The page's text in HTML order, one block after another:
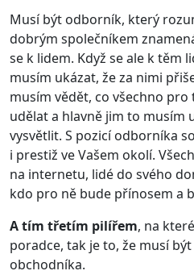
Musí být odborník, který
dobrým společníkem
se k lidem. Když se ale k těm
musím ukázat, že za nimi
musím vědět, co všechno
udělat a hlavně jim to musím
vysvětlit. S pozicí odborníka
i prestiž ve Vašem okolí.
na internetu, lidé do svého
kdo pro ně bude přínosem a
A tím třetím pilířem, na
poradce, tak je to, že musí
obchodníka.